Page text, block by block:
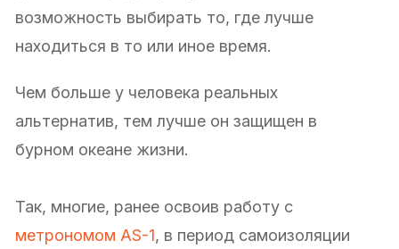
возможность выбирать то, где лучше
находиться в то или иное время.
Чем больше у человека реальных
альтернатив, тем лучше он защищен в
бурном океане жизни.
Так, многие, ранее освоив работу с
метрономом AS-1, в период самоизоляции